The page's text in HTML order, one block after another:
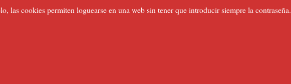
las cookies permiten loguearse en una web sin tener que introducir siempre la contraseña.